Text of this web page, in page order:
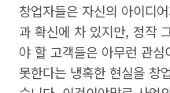
창업자들은 자신의 아이디
과 확신에 차 있지만, 정작
야 할 고객들은 아무런 관
못한다는 냉혹한 현실을 창